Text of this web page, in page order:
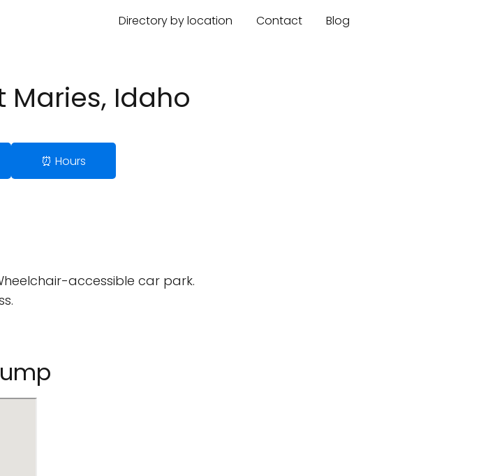
Directory by location Contact Blog
Maries, Idaho
⏰ Hours
accessible car park.